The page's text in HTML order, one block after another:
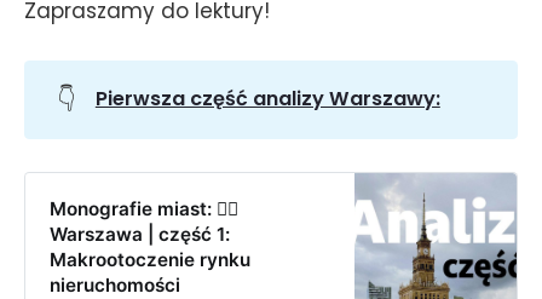
Zapraszamy do lektury!
👇 Pierwsza część analizy Warszawy:
Monografie miast: 🧜‍♀️
Warszawa | część 1:
Makrootoczenie rynku
nieruchomości